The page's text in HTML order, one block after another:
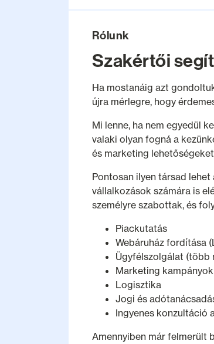
Rólunk
Szakértői
Ha mostanáig azt
újra mérlegre, hogy
Mi lenne, ha nem egyedül
valaki olyan fogná a
és marketing
Pontosan ilyen társad lehet
vállalkozások számára is
személyre szabottak, és
Piackutatás
Webáruház fordítása
Ügyfélszolgálat (több
Marketing kampányok
Logisztika
Jogi és
Ingyenes konzultáció
Amennyiben már felmerült